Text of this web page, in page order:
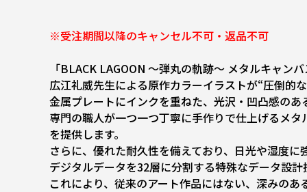
※受注期間以降のキャンセル不可・返品不可
「BLACK LAGOON ～弾丸の軌跡～ メタルキャン
広江礼威先生による原作カラーイラストが“圧倒的
金属プレートにインクを重ねた、光沢・凹凸感の
専門の職人が一つ一つ丁寧に手作りで仕上げるメ
を提供します。
さらに、優れた耐久性を備えており、日光や湿度
デジタルデータを32層に分割する特殊なデータ設
これにより、従来のアート作品にはない、深みの